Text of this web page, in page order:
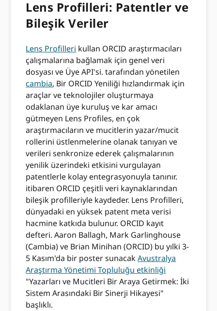
Lens Profilleri: Patentler ve
Bileşik Veriler
Lens Profilleri kullan ORCID araştırmacıları
çalışmalarına bağlamak için genel veri
dosyası ve Üye API'si. tarafından yönetilen
cambia, Bir ORCID Yeniliği hızlandırmak için
araçlar ve teknolojiler oluşturmaya
odaklanan üye kuruluş ve kar amacı
gütmeyen Lens Profiles, en çok
araştırmacıların ve mucitlerin yazar/mucit
rollerini üstlenmelerine olanak tanıyan ve
verileri senkronize ederek çalışmalarının
yenilik üzerindeki etkisini vurgulayan
patentlerle kolay entegrasyonuyla tanınır.
itibaren ORCID çeşitli veri kaynaklarından
bileşik profilleriyle kaydeder. Lens Profilleri,
dünyadaki en yüksek patent meta verisi
hacmine katkıda bulunur. ORCID kayıt
defteri. Aaron Ballagh, Mark Garlinghouse
(Cambia) ve Brian Minihan (ORCID) bu yılki 3-
5 Kasım'da bir poster sunacakAvustralya
Araştırma Yönetimi Topluluğu etkinliği
"Yazarları ve Mucitleri Bir Araya Getirmek: İki
Sistem Arasındaki Bir Sinerji Hikayesi"
başlıklı.